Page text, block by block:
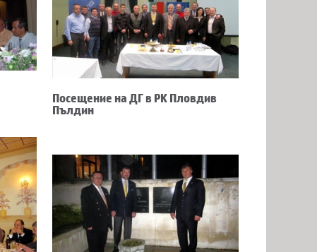
Посещение на ДГ в РК Пловдив
Пълдин